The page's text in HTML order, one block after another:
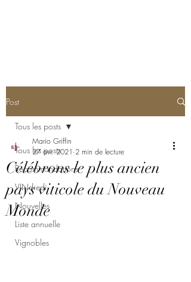
Post
Tous les posts
Recommandations
VINdredi
Nouvelles
Liste annuelle
Vignobles
Tous les posts
Célébrons le plus ancien
pays viticole du Nouveau
Monde
Mario Griffin
27 avr. 2021 2 min de lecture